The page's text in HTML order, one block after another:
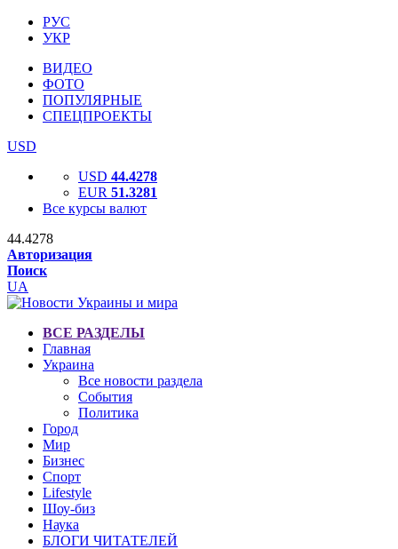
РУС
УКР
ВИДЕО
ФОТО
ПОПУЛЯРНЫЕ
СПЕЦПРОЕКТЫ
USD
USD 44.4278
EUR 51.3281
Все курсы валют
44.4278
Авторизация
Поиск
UA
ВСЕ РАЗДЕЛЫ
Главная
Украина
Все новости раздела
События
Политика
Город
Мир
Бизнес
Спорт
Lifestyle
Шоу-биз
Наука
БЛОГИ ЧИТАТЕЛЕЙ